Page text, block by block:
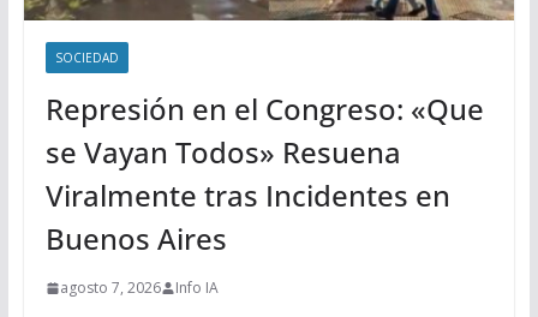
SOCIEDAD
Represión en el Congreso: «Que
se Vayan Todos» Resuena
Viralmente tras Incidentes en
Buenos Aires
agosto 7, 2026 Info IA